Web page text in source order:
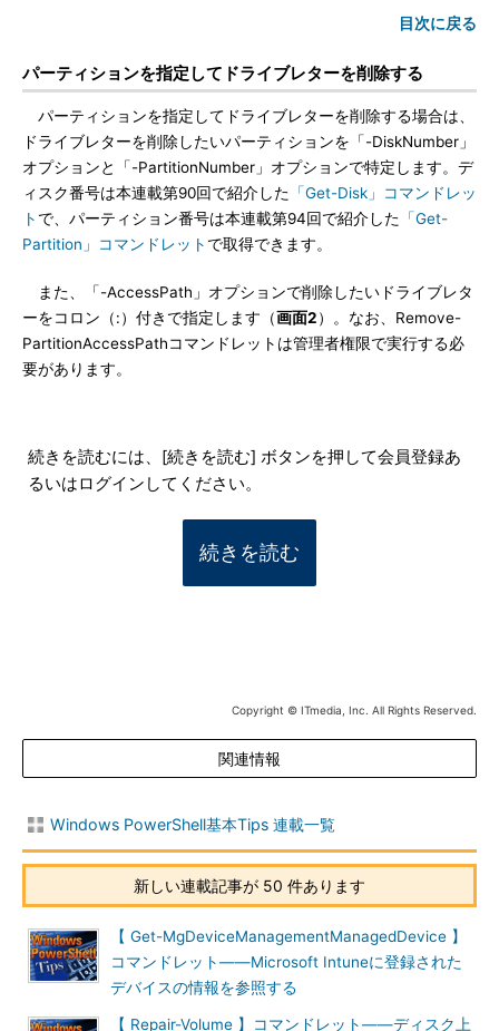
目次に戻る
パーティションを指定してドライブレターを削除する
パーティションを指定してドライブレターを削除する場合は、
ドライブレターを削除したいパーティションを「-DiskNumber」
オプションと「-PartitionNumber」オプションで特定します。デ
ィスク番号は本連載第90回で紹介した 「Get-Disk」コマンドレッ
ト で、パーティション番号は本連載第94回で紹介した 「Get-
Partition」コマンドレット で取得できます。
また、「-AccessPath」オプションで削除したいドライブレタ
ーをコロン（:）付きで指定します（画面2）。なお、Remove-
PartitionAccessPathコマンドレットは管理者権限で実行する必
要があります。
続きを読むには、[続きを読む] ボタンを押して会員登録あ
るいはログインしてください。
続きを読む
Copyright © ITmedia, Inc. All Rights Reserved.
関連情報
Windows PowerShell基本Tips 連載一覧
新しい連載記事が 50 件あります
【 Get-MgDeviceManagementManagedDevice 】
コマンドレット――Microsoft Intuneに登録された
デバイスの情報を参照する
【 Repair-Volume 】コマンドレット――ディスク上